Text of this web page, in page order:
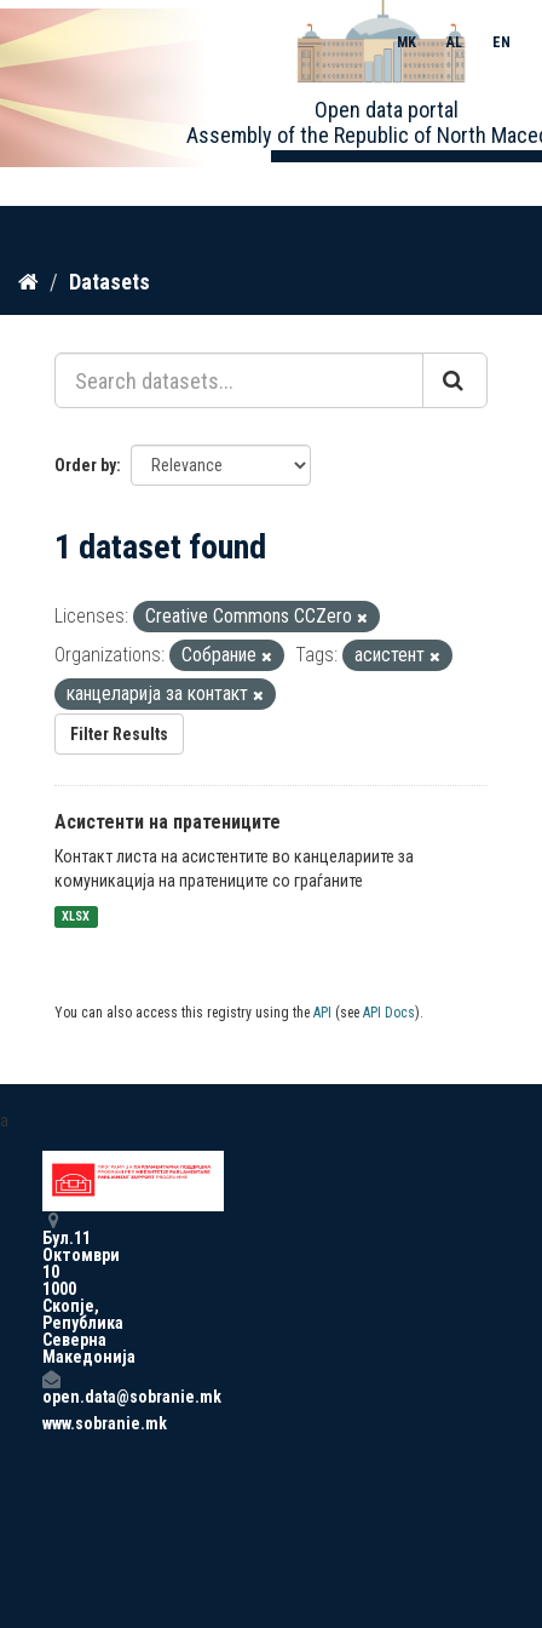
Skip
content
Open data portal
Assembly of the Republic of North
MK AL EN
Datasets
Order by
1 dataset found
Licenses:
Creative Commons CCZero
Organizations:
Собрание Tags:
асистент
канцеларија за контакт
Filter Results
Асистенти на пратениците
Контакт листа на асистентите во канцелариите за
комуникација на пратениците со граѓаните
XLSX
You can also access this registry using the API (see API Docs).
a
Бул.11
Октомври
10
1000
Скопје,
Република
Северна
Македонија
open.data@sobranie.mk
www.sobranie.mk